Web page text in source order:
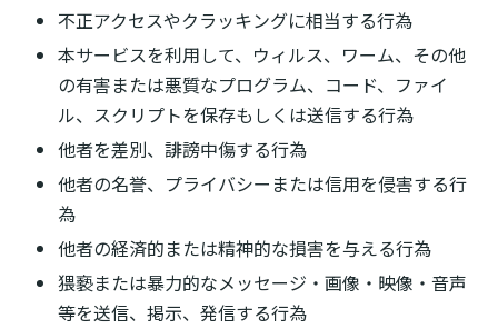
不正アクセスやクラッキングに相当する行為
本サービスを利用して、ウィルス、ワーム、その他
の有害または悪質なプログラム、コード、ファイ
ル、スクリプトを保存もしくは送信する行為
他者を差別、誹謗中傷する行為
他者の名誉、プライバシーまたは信用を侵害する行
為
他者の経済的または精神的な損害を与える行為
猥褻または暴力的なメッセージ・画像・映像・音声
等を送信、掲示、発信する行為